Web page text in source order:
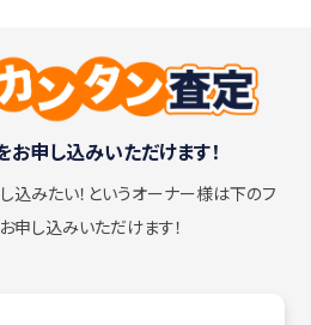
申し込みいただけます！
込みたい！ というオーナー様は下のフ
申し込みいただけます！